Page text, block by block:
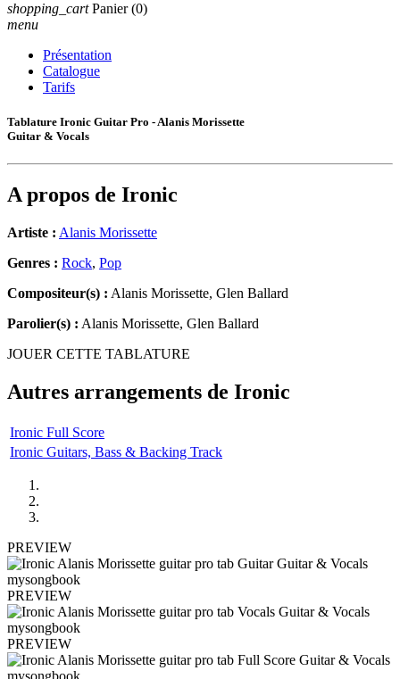
shopping_cart Panier (0)
menu
Présentation
Catalogue
Tarifs
Tablature Ironic Guitar Pro - Alanis Morissette
Guitar & Vocals
A propos de Ironic
Artiste : Alanis Morissette
Genres : Rock, Pop
Compositeur(s) : Alanis Morissette, Glen Ballard
Parolier(s) : Alanis Morissette, Glen Ballard
JOUER CETTE TABLATURE
Autres arrangements de Ironic
Ironic Full Score
Ironic Guitars, Bass & Backing Track
PREVIEW
PREVIEW
PREVIEW